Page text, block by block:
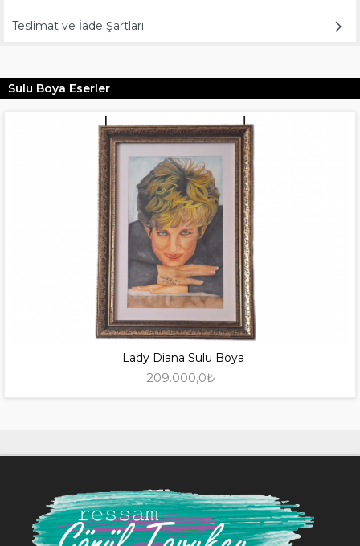
Teslimat ve İade Şartları
Sulu Boya Eserler
Lady Diana Sulu Boya
209.000,0₺